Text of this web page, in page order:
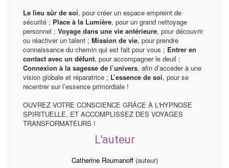
Le lieu sûr de soi, pour créer un espace empreint de
sécurité ; Place à la Lumière, pour un grand nettoyage
personnel ; Voyage dans une vie antérieure, pour découvrir
ou réactiver un talent ; Mission de vie, pour prendre
connaissance du chemin qui est fait pour vous ; Entrer en
contact avec un défunt, pour accompagner le deuil ;
Connexion à la sagesse de l’univers, afin d’accéder à une
vision globale et réparatrice ; L’essence de soi, pour se
recentrer sur l’essence primordiale !
OUVREZ VOTRE CONSCIENCE GRÂCE À L'HYPNOSE
SPIRITUELLE, ET ACCOMPLISSEZ DES VOYAGES
TRANSFORMATEURS !
L'auteur
Catherine Roumanoff(auteur)